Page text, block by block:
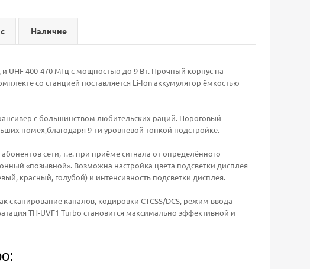
Наличие
и UHF 400-470 МГц с мощностью до 9 Вт. Прочный корпус на
со станцией поставляется Li-Ion аккумулятор ёмкостью
с большинством любительских раций. Пороговый
помех,благодаря 9-ти уровневой тонкой подстройке.
сети, т.е. при приёме сигнала от определённого
«позывной». Возможна настройка цвета подсветки дисплея
красный, голубой) и интенсивность подсветки дисплея.
каналов, кодировки CTCSS/DCS, режим ввода
TH-UVF1 Turbo становится максимально эффективной и